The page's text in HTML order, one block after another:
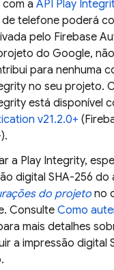
a API Play
telefone poderá
pelo Firebase
do Google,
para nenhuma
no seu projeto.
está disponível
v21.2.0+ (
a Play Integrity,
digital SHA-256 do
do projetono
. Consulte Como
mais detalhes
a impressão digital